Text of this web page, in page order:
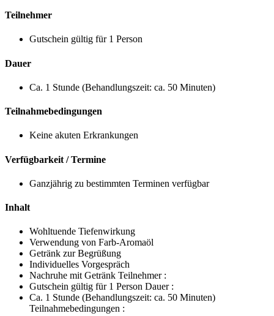
Teilnehmer
Gutschein gültig für 1 Person
Dauer
Ca. 1 Stunde (Behandlungszeit: ca. 50 Minuten)
Teilnahmebedingungen
Keine akuten Erkrankungen
Verfügbarkeit / Termine
Ganzjährig zu bestimmten Terminen verfügbar
Inhalt
Wohltuende Tiefenwirkung
Verwendung von Farb-Aromaöl
Getränk zur Begrüßung
Individuelles Vorgespräch
Nachruhe mit Getränk Teilnehmer :
Gutschein gültig für 1 Person Dauer :
Ca. 1 Stunde (Behandlungszeit: ca. 50 Minuten)
Teilnahmebedingungen :